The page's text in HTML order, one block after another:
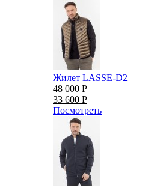
Жилет LASSE-D2
48 000 Р
33 600 Р
Посмотреть